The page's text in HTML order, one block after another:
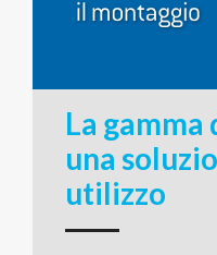
La gamma
una
utilizzo